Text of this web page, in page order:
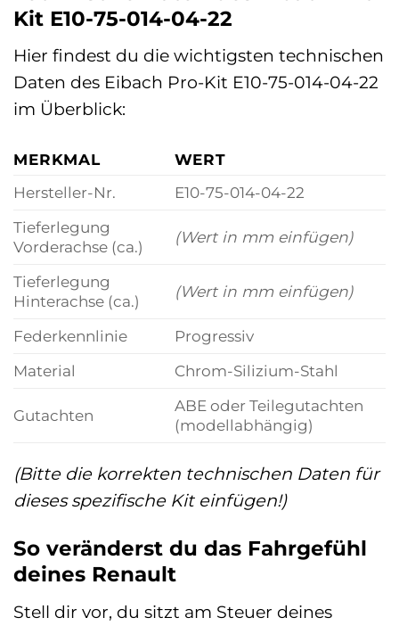
Kit E10-75-014-04-22
Hier findest du die wichtigsten technischen
Daten des Eibach Pro-Kit E10-75-014-04-22
im Überblick:
MERKMAL
WERT
Hersteller-Nr.
E10-75-014-04-22
Tieferlegung
Vorderachse (ca.)
(Wert in mm einfügen)
Tieferlegung
Hinterachse (ca.)
(Wert in mm einfügen)
Federkennlinie
Progressiv
Material
Chrom-Silizium-Stahl
Gutachten
ABE oder Teilegutachten
(modellabhängig)
(Bitte die korrekten technischen Daten für
dieses spezifische Kit einfügen!)
So veränderst du das Fahrgefühl
deines Renault
Stell dir vor, du sitzt am Steuer deines